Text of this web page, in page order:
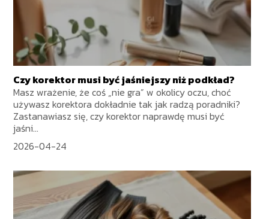
Czy korektor musi być jaśniejszy niż podkład?
Masz wrażenie, że coś „nie gra” w okolicy oczu, choć
używasz korektora dokładnie tak jak radzą poradniki?
Zastanawiasz się, czy korektor naprawdę musi być
jaśni...
2026-04-24